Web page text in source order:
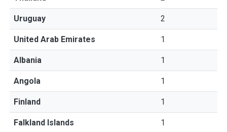
Uruguay 2
United Arab Emirates 1
Albania 1
Angola 1
Finland 1
Falkland Islands 1